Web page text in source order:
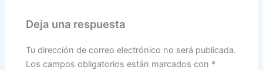
Deja una respuesta
Tu dirección de correo electrónico no será publicada.
Los campos obligatorios están marcados con *